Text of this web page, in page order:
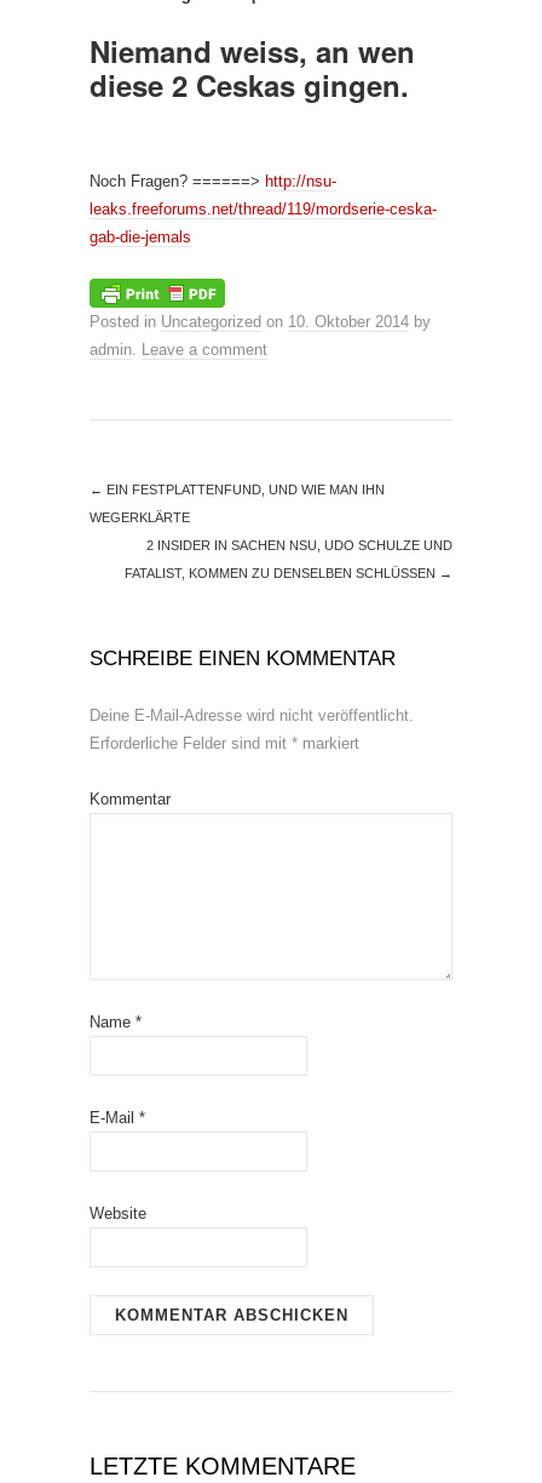
Niemand weiss, an wen
diese 2 Ceskas gingen.
Noch Fragen? ======> http://nsu-
leaks.freeforums.net/thread/119/mordserie-ceska-
gab-die-jemals
Posted in Uncategorized on 10. Oktober 2014 by
admin. Leave a comment
← EIN FESTPLATTENFUND, UND WIE MAN IHN
WEGERKLÄRTE
2 INSIDER IN SACHEN NSU, UDO SCHULZE UND
FATALIST, KOMMEN ZU DENSELBEN SCHLÜSSEN →
SCHREIBE EINEN KOMMENTAR
Deine E-Mail-Adresse wird nicht veröffentlicht.
Erforderliche Felder sind mit * markiert
Kommentar
Name *
E-Mail *
Website
LETZTE KOMMENTARE